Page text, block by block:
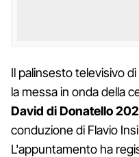
Il palinsesto televisivo
la messa in onda della
David di Donatello
conduzione di Flavio
L'appuntamento ha